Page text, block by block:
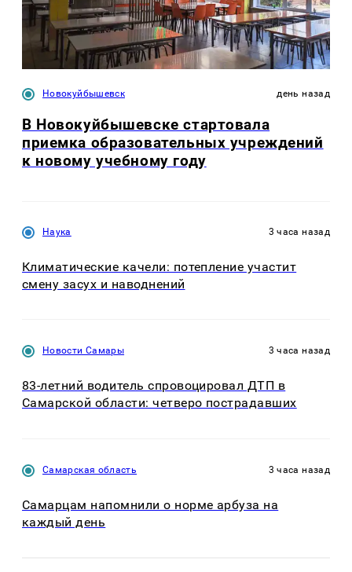
Новокуйбышевск день назад
В Новокуйбышевске стартовала
приемка образовательных учреждений
к новому учебному году
Наука 3 часа назад
Климатические качели: потепление участит
смену засух и наводнений
Новости Самары 3 часа назад
83-летний водитель спровоцировал ДТП в
Самарской области: четверо пострадавших
Самарская область 3 часа назад
Самарцам напомнили о норме арбуза на
каждый день